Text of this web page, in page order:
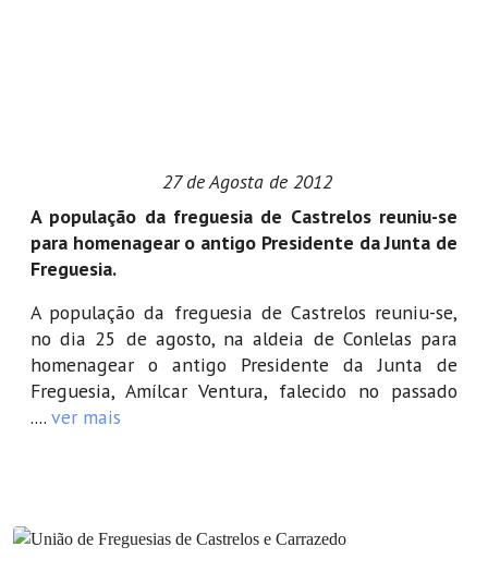
27 de Agosta de 2012
A população da freguesia de Castrelos reuniu-se
para homenagear o antigo Presidente da Junta de
Freguesia.
A população da freguesia de Castrelos reuniu-se,
no dia 25 de agosto, na aldeia de Conlelas para
homenagear o antigo Presidente da Junta de
Freguesia, Amílcar Ventura, falecido no passado
.... ver mais